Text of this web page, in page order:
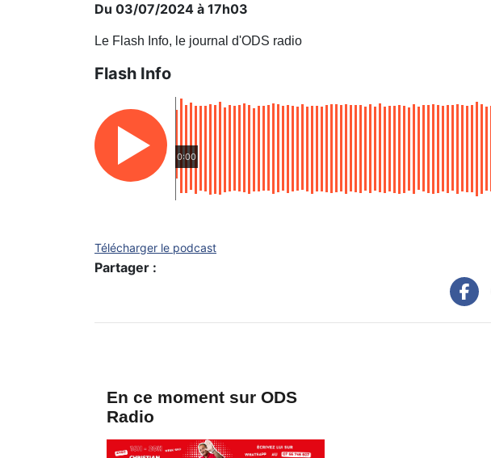
Du 03/07/2024 à 17h03
Le Flash Info, le journal d'ODS radio
Flash Info
0:00
Télécharger le podcast
Partager :
En ce moment sur ODS
Radio